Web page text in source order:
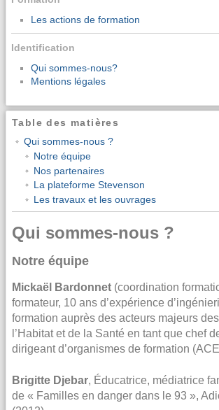
Les actions de formation
Identification
Qui sommes-nous?
Mentions légales
Table des matières
Qui sommes-nous ?
Notre équipe
Nos partenaires
La plateforme Stevenson
Les travaux et les ouvrages
Qui sommes-nous ?
Notre équipe
Mickaël Bardonnet (coordination
formateur, 10 ans d’expérience
formation auprès des acteurs majeurs
l’Habitat et de la Santé en tant que chef
dirigeant d’organismes de formation
Brigitte Djebar, Éducatrice, médiatrice
de « Familles en danger dans le 93 »,